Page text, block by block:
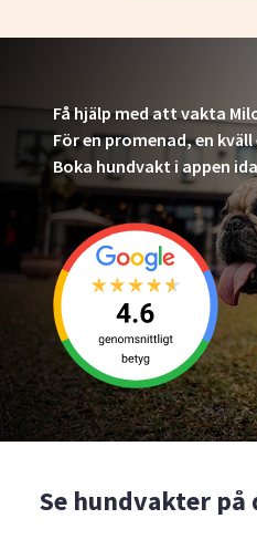
Få hjälp med att vakta
För en promenad, en kväll
Boka hundvakt i appen
Se hundvakter